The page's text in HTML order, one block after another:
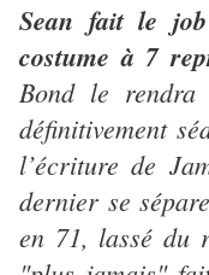
Sean fait le
costume à 7
Bond le rendra
définitivement
l’écriture de
dernier se
en 71, lassé du